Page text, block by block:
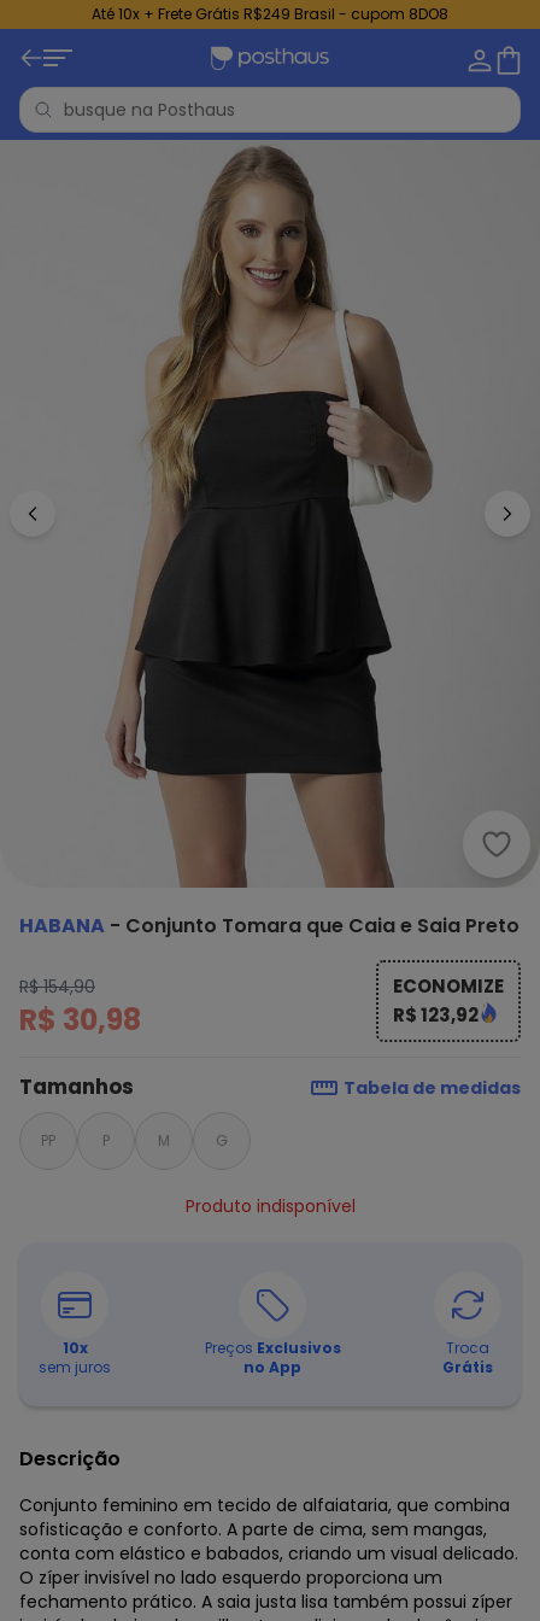
Até 10x + Frete Grátis R$249 Brasil - cupom 8DO8
HABANA - Conjunto Tomara que Caia e Saia Preto
R$ 154,90
R$ 30,98
ECONOMIZE
R$ 123,92
Tamanhos Tabela de medidas
PP P M G
Produto indisponível
10x
sem juros
Preços Exclusivos
no App
Troca
Grátis
Descrição
Conjunto feminino em tecido de alfaiataria, que combina
sofisticação e conforto. A parte de cima, sem mangas,
conta com elástico e babados, criando um visual delicado.
O zíper invisível no lado esquerdo proporciona um
fechamento prático. A saia justa lisa também possui zíper